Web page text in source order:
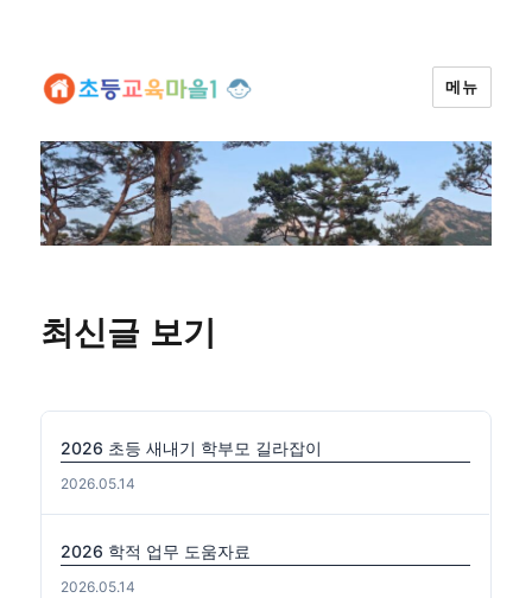
메뉴
최신글 보기
2026 초등 새내기 학부모 길라잡이
2026.05.14
2026 학적 업무 도움자료
2026.05.14